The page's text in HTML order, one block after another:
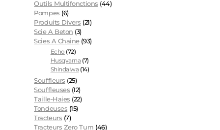
Outils Multifonctions (44)
Pompes (6)
Produits Divers (21)
Scie A Beton (3)
Scies A Chaine (93)
Echo (72)
Husqvarna (7)
Shindaiwa (14)
Souffleurs (25)
Souffleuses (12)
Taille-Haies (22)
Tondeuses (15)
Tracteurs (7)
Tracteurs Zero Turn (46)